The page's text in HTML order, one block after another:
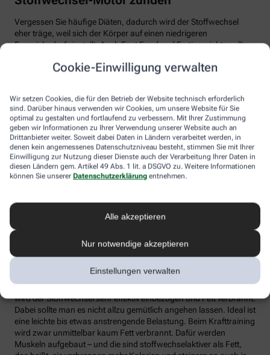
Cookie-Einwilligung verwalten
Wir setzen Cookies, die für den Betrieb der Website technisch erforderlich
sind. Darüber hinaus verwenden wir Cookies, um unsere Website für Sie
optimal zu gestalten und fortlaufend zu verbessern. Mit Ihrer Zustimmung
geben wir Informationen zu Ihrer Verwendung unserer Website auch an
Drittanbieter weiter. Soweit dabei Daten in Ländern verarbeitet werden, in
denen kein angemessenes Datenschutzniveau besteht, stimmen Sie mit Ihrer
Einwilligung zur Nutzung dieser Dienste auch der Verarbeitung Ihrer Daten in
diesen Ländern gem. Artikel 49 Abs. 1 lit. a DSGVO zu. Weitere Informationen
können Sie unserer Datenschutzerklärung entnehmen.
Alle akzeptieren
Nur notwendige akzeptieren
Einstellungen verwalten
Vergessen Sie häufige Diäten, dadurch wird der Stoffwechsel
eher träge, weil sich der Körper auf einen niedrigeren
Energiebedarf einstellt. Auch Fast Food und Fertiggerichte sollten
Körper bei der Verarbeitung von hochverarbeiteten Lebensmitteln
Tim Hollstein rät zu einer proteinreichen Ernährung (Vorsicht bei
Vorerkrankungen wie Nierenleiden!). Denn Proteine sind nicht nur
gut für den Muskelaufbau, der Körper benötigt auch viel Energie,
um Eiweiß abzubauen. Das regt den Stoffwechsel an. Proteine
stecken vor allem in magerem Fleisch, Fisch und Milchprodukten
wie Quark und Skyr. Auch sogenannte thermogene Lebensmittel
wie Chilis oder Ingwer können das braune Fettgewebe aktivieren
und den Energieverbrauch erhöhen.
In Bewegung kommen
Der richtige Mix macht’s
von weißen Fettzellen in braunes Fett begünstigen und dessen
Aktivität erhöhen. Ab circa 30 Minuten Joggen oder Radfahren
wird der Stoffwechsel sehr effektiv einbezogen und Fett verbrannt.
Dabei sollte man es nicht allzu gemütlich angehen lassen. Ideal ist
eine leichte bis etwas anstrengende Belastung. Beim Krafttraining
wird zwar unmittelbar kaum Fett verbrannt. Dafür werden
Muskeln aufgebaut – und die sind stoffwechselaktiver als Fett,